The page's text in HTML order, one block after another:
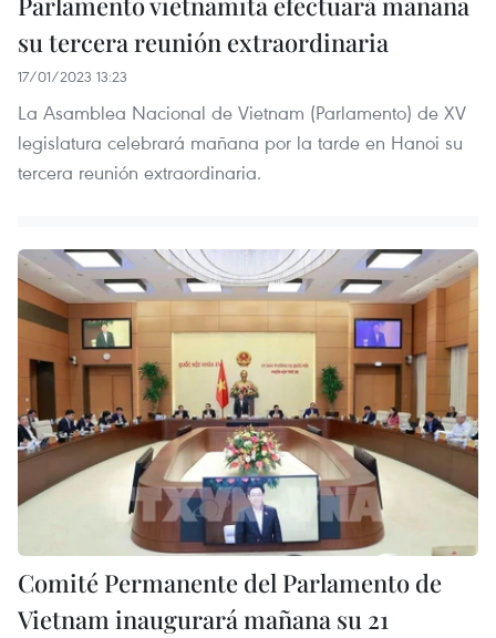
su tercera reunión extraordinaria
17/01/2023 13:23
La Asamblea Nacional de Vietnam (Parlamento) de XV
legislatura celebrará mañana por la tarde en Hanoi su
tercera reunión extraordinaria.
Comité Permanente del Parlamento de
Vietnam inaugurará mañana su 21